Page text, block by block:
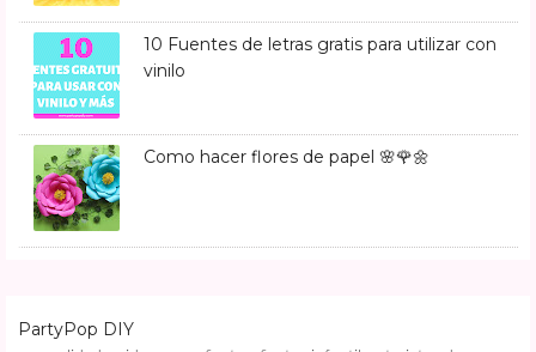
10 Fuentes de letras gratis para utilizar con
vinilo
Como hacer flores de papel 🌸🌹🌼
PartyPop DIY